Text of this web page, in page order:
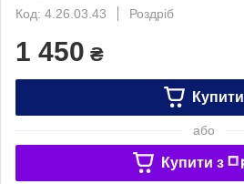
Код: 4.26.03.43
Роздріб
1 450 ₴
Купити
або
Купити з